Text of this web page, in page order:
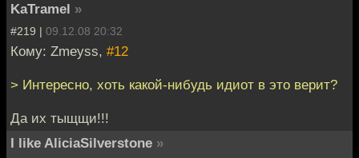
KaTramel »
#219 | 09.12.08 20:32
Кому: Zmeyss, #12
> Интересно, хоть какой-нибудь идиот в это верит?
Да их тыщщи!!!
I like AliciaSilverstone »